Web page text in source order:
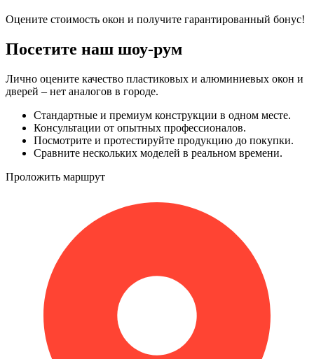
Оцените стоимость окон и получите гарантированный бонус!
Посетите наш шоу-рум
Лично оцените качество пластиковых и алюминиевых окон и
дверей – нет аналогов в городе.
Стандартные и премиум конструкции в одном месте.
Консультации от опытных профессионалов.
Посмотрите и протестируйте продукцию до покупки.
Сравните нескольких моделей в реальном времени.
Проложить маршрут